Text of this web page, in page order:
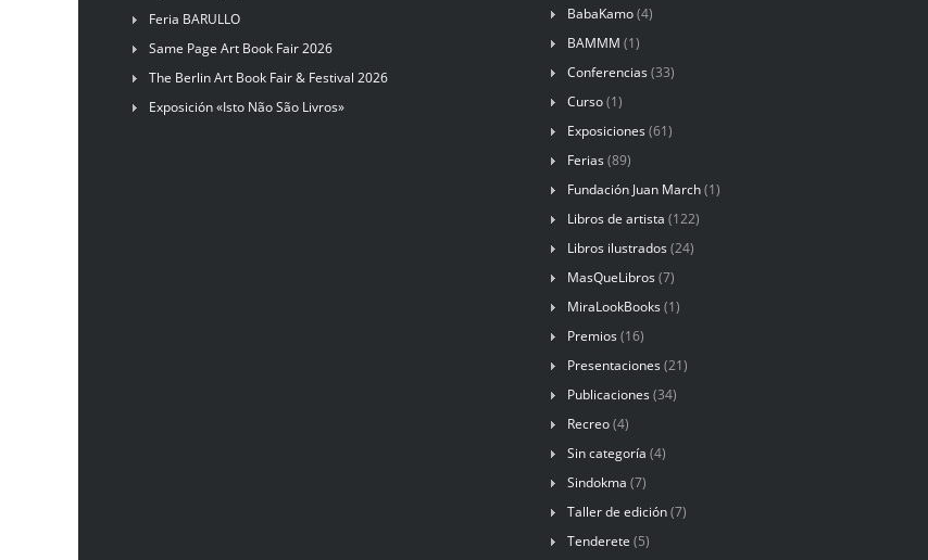
Feria BARULLO
Same Page Art Book Fair 2026
The Berlin Art Book Fair & Festival 2026
Exposición «Isto Não São Livros»
BabaKamo(4)
BAMMM (1)
Conferencias (33)
Curso(1)
Exposiciones (61)
Ferias (89)
Fundación Juan March(1)
Libros de artista (122)
Libros ilustrados (24)
MasQueLibros (7)
MiraLookBooks (1)
Premios (16)
Presentaciones (21)
Publicaciones (34)
Recreo(4)
Sin categoría (4)
Sindokma (7)
Taller de edición(7)
Tenderete (5)